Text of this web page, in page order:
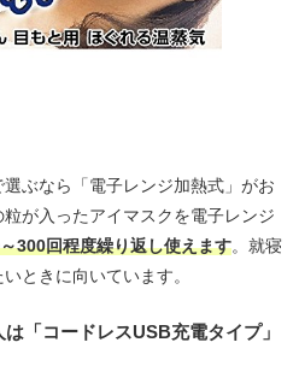
ぶなら「電子レンジ加熱式」がお
が入ったアイマスクを電子レンジ
300回程度繰り返し使えます。就寝
ときに向いています。
「コードレスUSB充電タイプ」